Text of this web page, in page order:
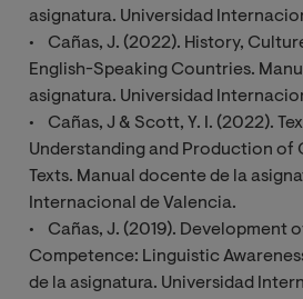
asignatura. Universidad
• Cañas, J. (2022). History,
English-Speaking Countries.
asignatura. Universidad
• Cañas, J & Scott, Y. I. (2022).
Understanding and Production of
Texts. Manual docente de la
Internacional de Valencia.
• Cañas, J. (2019). Development
Competence: Linguistic
de la asignatura. Universidad